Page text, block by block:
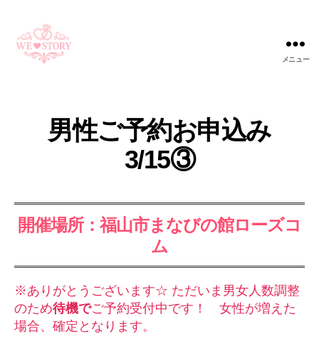
メニュー
男性ご予約お申込み
3/15③
開催場所：福山市まなびの館ローズコ
ム
※ありがとうございます☆ ただいま男女人数調整
のため待機でご予約受付中です！ 女性が増えた
場合、確定となります。